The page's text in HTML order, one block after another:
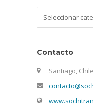
Contacto
Santiago,